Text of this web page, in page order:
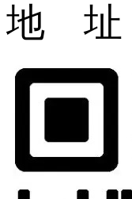
地 址